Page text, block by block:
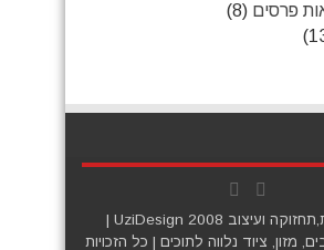
פרסים (8)
ועיצוב UziDesign 2008
|
מזון, ציוד נלווה לתוכים | כל הזכויות